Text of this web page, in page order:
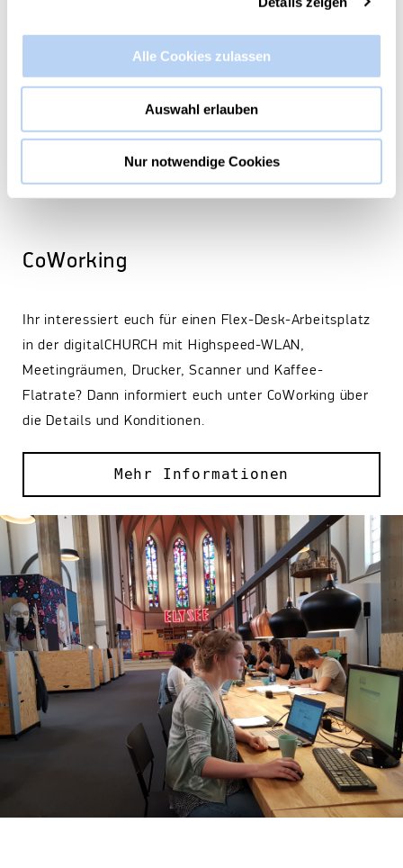
Alle Cookies zulassen
Auswahl erlauben
Nur notwendige Cookies
CoWorking
Ihr interessiert euch für einen Flex-Desk-Arbeitsplatz
in der digitalCHURCH mit Highspeed-WLAN,
Meetingräumen, Drucker, Scanner und Kaffee-
Flatrate? Dann informiert euch unter CoWorking über
die Details und Konditionen.
Mehr Informationen